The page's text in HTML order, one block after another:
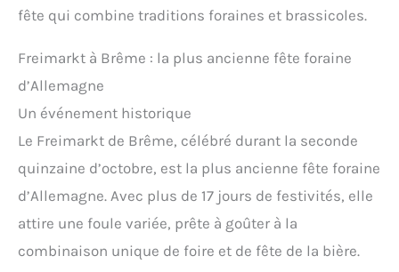
fête qui combine traditions foraines et brassicoles.
Freimarkt à Brême : la plus ancienne fête foraine
d’Allemagne
Un événement historique
Le Freimarkt de Brême, célébré durant la seconde
quinzaine d’octobre, est la plus ancienne fête foraine
d’Allemagne. Avec plus de 17 jours de festivités, elle
attire une foule variée, prête à goûter à la
combinaison unique de foire et de fête de la bière.